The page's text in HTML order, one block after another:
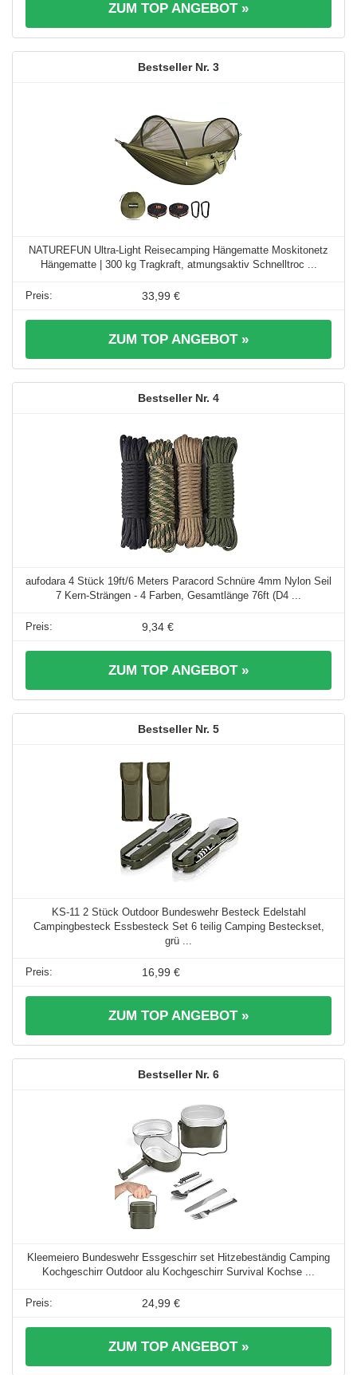
ZUM TOP ANGEBOT »
3
NATUREFUN Ultra-Light Reisecamping Hängematte Moskitonetz
Hängematte | 300 kg Tragkraft, atmungsaktiv Schnelltroc ...
33,99 €
ZUM TOP ANGEBOT »
4
aufodara 4 Stück 19ft/6 Meters Paracord Schnüre 4mm Nylon Seil
7 Kern-Strängen - 4 Farben, Gesamtlänge 76ft (D4 ...
9,34 €
ZUM TOP ANGEBOT »
5
KS-11 2 Stück Outdoor Bundeswehr Besteck Edelstahl
Campingbesteck Essbesteck Set 6 teilig Camping Besteckset,
grü ...
16,99 €
ZUM TOP ANGEBOT »
6
Kleemeiero Bundeswehr Essgeschirr set Hitzebeständig Camping
Kochgeschirr Outdoor alu Kochgeschirr Survival Kochse ...
24,99 €
ZUM TOP ANGEBOT »